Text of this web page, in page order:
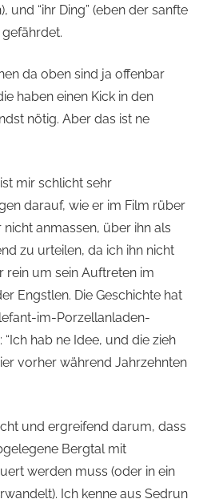
und “ihr Ding” (eben der sanfte
da oben sind ja offenbar
haben einen Kick in den
nötig. Aber das ist ne
mir schlicht sehr
darauf, wie er im Film rüber
anmassen, über ihn als
zu urteilen, da ich ihn nicht
rein um sein Auftreten im
Engstlen. Die Geschichte hat
im-Porzellanladen-
hab ne Idee, und die zieh
vorher während Jahrzehnten
und ergreifend darum, dass
Bergtal mit
werden muss (oder in ein
Ich kenne aus Sedrun